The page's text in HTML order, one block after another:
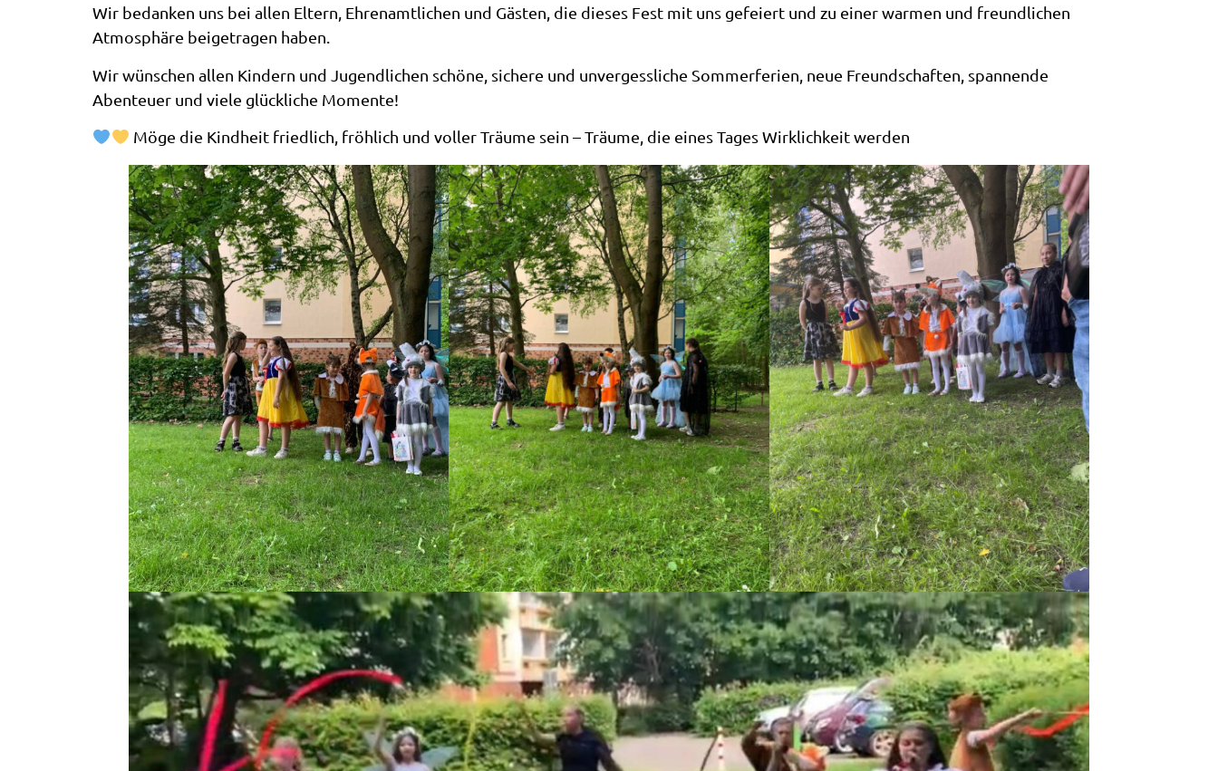
Wir bedanken uns bei allen Eltern, Ehrenamtlichen und Gästen, die dieses Fest mit uns gefeiert und zu einer warmen und freundlichen
Atmosphäre beigetragen haben.
Wir wünschen allen Kindern und Jugendlichen schöne, sichere und unvergessliche Sommerferien, neue Freundschaften, spannende
Abenteuer und viele glückliche Momente!
Möge die Kindheit friedlich, fröhlich und voller Träume sein – Träume, die eines Tages Wirklichkeit werden